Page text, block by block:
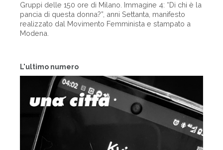
L'ultimo numero
Gruppi delle 150 ore di Milano. Immagine 4: “Di chi è la
pancia di questa donna?”, anni Settanta, manifesto
realizzato dal Movimento Femminista e stampato a
Modena.